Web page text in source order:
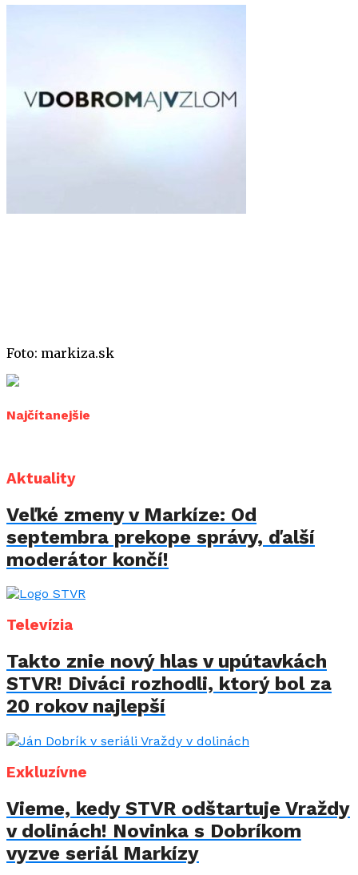
Foto: markiza.sk
Najčítanejšie
Aktuality
Veľké zmeny v Markíze: Od
septembra prekope správy, ďalší
moderátor končí!
Televízia
Takto znie nový hlas v upútavkách
STVR! Diváci rozhodli, ktorý bol za
20 rokov najlepší
Exkluzívne
Vieme, kedy STVR odštartuje Vraždy
v dolinách! Novinka s Dobríkom
vyzve seriál Markízy